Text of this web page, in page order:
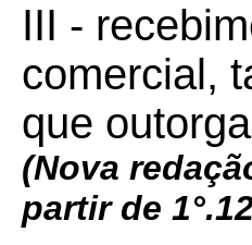
III -
comercial,
que
(Nova
partir de